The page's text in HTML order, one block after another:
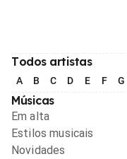
Todos artistas
A B C D E F G
Músicas
Em alta
Estilos musicais
Novidades